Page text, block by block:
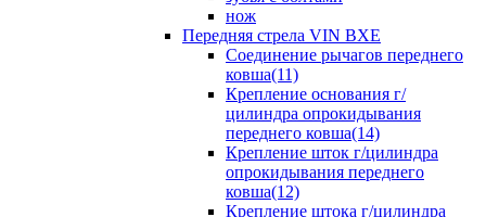
нож
Передняя стрела VIN BXE
Cоединение рычагов переднего
ковша(11)
Крепление основания г/
цилиндра опрокидывания
переднего ковша(14)
Крепление шток г/цилиндра
опрокидывания переднего
ковша(12)
Крепление штока г/цилиндра